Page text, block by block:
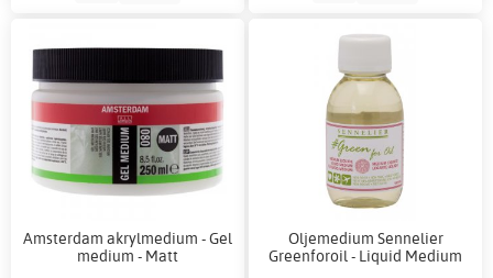
Amsterdam akrylmedium - Gel
medium - Matt
Oljemedium Sennelier
Greenforoil - Liquid Medium